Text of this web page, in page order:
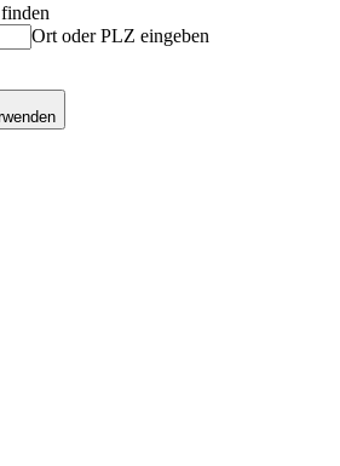
Ort oder PLZ eingeben